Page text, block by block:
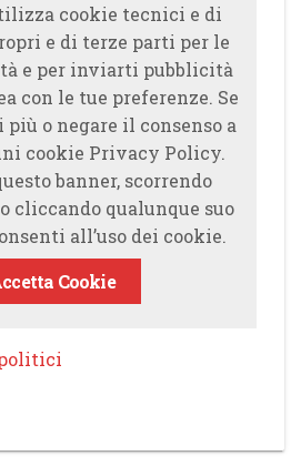
cookie tecnici e di
e di terze parti per le
e per inviarti pubblicità
con le tue preferenze. Se
più o negare il consenso a
cookie Privacy Policy.
banner, scorrendo
cliccando qualunque suo
all’uso dei cookie.
Cookie